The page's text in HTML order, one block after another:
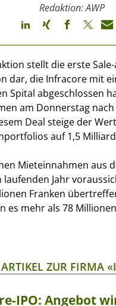
Redaktion: AWP
stellt die erste
dar, die Infracore mit
Spital abgeschlossen
am Donnerstag
Deal steige der
auf 1,5
Mieteinnahmen aus
Jahr
Franken
es mehr als 78
ZUR FIRMA
IPO: Angebot